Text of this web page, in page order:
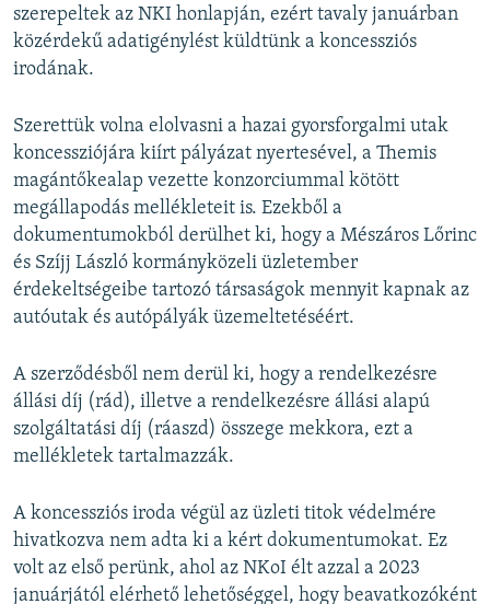
szerepeltek az NKI honlapján, ezért tavaly januárban
közérdekű adatigénylést küldtünk a koncessziós
irodának.
Szerettük volna elolvasni a hazai gyorsforgalmi utak
koncessziójára kiírt pályázat nyertesével, a Themis
magántőkealap vezette konzorciummal kötött
megállapodás mellékleteit is. Ezekből a
dokumentumokból derülhet ki, hogy a Mészáros Lőrinc
és Szíjj László kormányközeli üzletember
érdekeltségeibe tartozó társaságok mennyit kapnak az
autóutak és autópályák üzemeltetéséért.
A szerződésből nem derül ki, hogy a rendelkezésre
állási díj (rád), illetve a rendelkezésre állási alapú
szolgáltatási díj (ráaszd) összege mekkora, ezt a
mellékletek tartalmazzák.
A koncessziós iroda végül az üzleti titok védelmére
hivatkozva nem adta ki a kért dokumentumokat. Ez
volt az első perünk, ahol az NKoI élt azzal a 2023
januárjától elérhető lehetőséggel, hogy beavatkozóként